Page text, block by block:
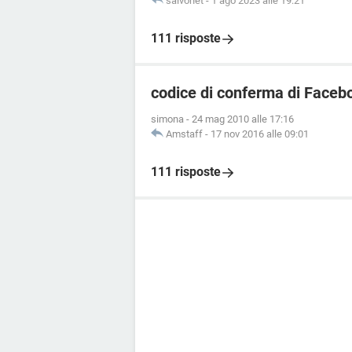
111 risposte
codice di conferma di
simona - 24 mag 2010 alle 17:16
Amstaff - 17 nov 2016 alle 09:01
111 risposte